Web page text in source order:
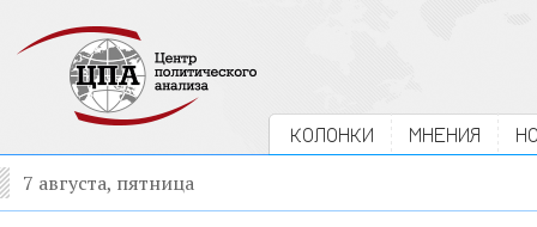
КОЛОНКИ МНЕНИЯ
7 августа, пятница